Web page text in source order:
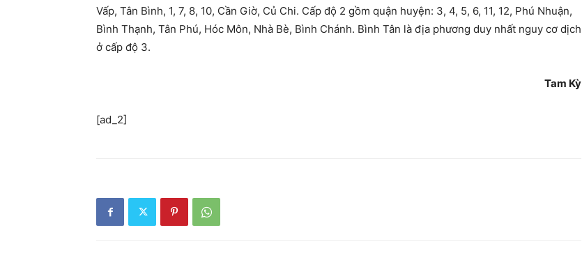
Vấp, Tân Bình, 1, 7, 8, 10, Cần Giờ, Củ Chi. Cấp độ 2 gồm quận huyện: 3, 4, 5, 6, 11, 12, Phú Nhuận,
Bình Thạnh, Tân Phú, Hóc Môn, Nhà Bè, Bình Chánh. Bình Tân là địa phương duy nhất nguy cơ dịch
ở cấp độ 3.
Tam Kỳ
[ad_2]